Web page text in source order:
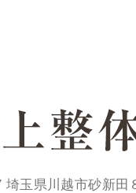
埼玉県川越市砂新田